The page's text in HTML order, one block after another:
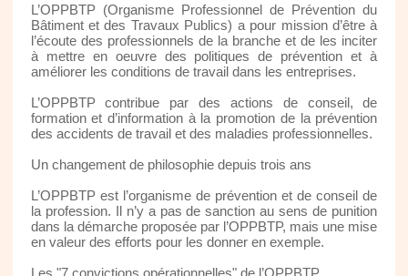
L’OPPBTP (Organisme Professionnel de Prévention du
Bâtiment et des Travaux Publics) a pour mission d’être à
l’écoute des professionnels de la branche et de les inciter
à mettre en oeuvre des politiques de prévention et à
améliorer les conditions de travail dans les entreprises.
L’OPPBTP contribue par des actions de conseil, de
formation et d’information à la promotion de la prévention
des accidents de travail et des maladies professionnelles.
Un changement de philosophie depuis trois ans
L’OPPBTP est l’organisme de prévention et de conseil de
la profession. Il n’y a pas de sanction au sens de punition
dans la démarche proposée par l’OPPBTP, mais une mise
en valeur des efforts pour les donner en exemple.
Les "7 convictions opérationnelles" de l’OPPBTP